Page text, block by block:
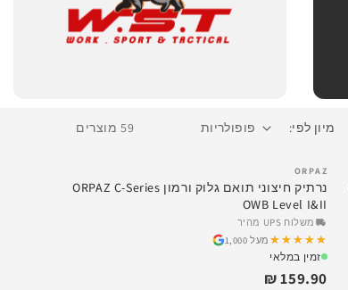
מיון לפי: 59 מוצרים
ORPAZ
נרתיק חיצוני תואם גלוק ורמון ORPAZ C-Series
OWB Level I&II
משלוח UPS מהיר
★★★★★
★★★★★ מעל 1,000
זמין במלאי
159.90 ₪